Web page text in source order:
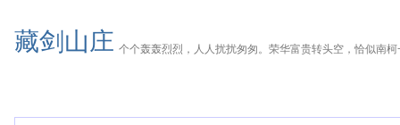
藏剑山庄 个个轰轰烈烈，人人扰扰匆匆。荣华富贵转头空，恰似南柯